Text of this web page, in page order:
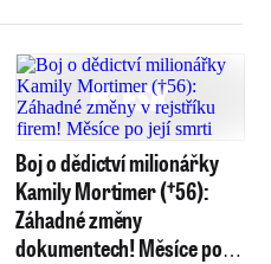
Boj o dědictví milionářky
Kamily Mortimer (†56):
Záhadné změny
dokumentech! Měsíce po